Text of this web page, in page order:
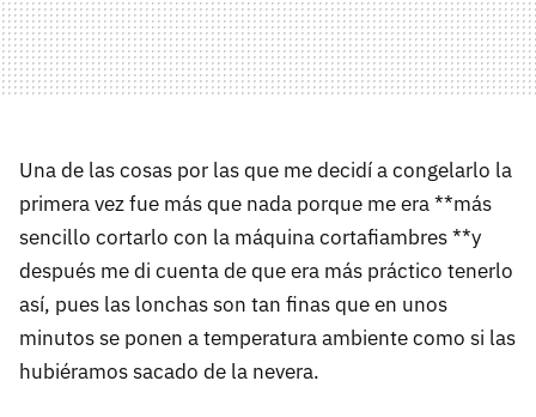
Una de las cosas por las que me decidí a congelarlo la
primera vez fue más que nada porque me era **más
sencillo cortarlo con la máquina cortafiambres **y
después me di cuenta de que era más práctico tenerlo
así, pues las lonchas son tan finas que en unos
minutos se ponen a temperatura ambiente como si las
hubiéramos sacado de la nevera.